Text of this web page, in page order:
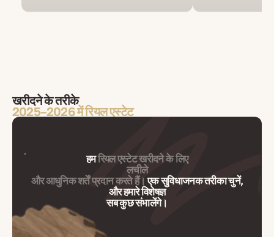
खरीदने के तरीके
2025–2026 में रियल एस्टेट
हमरियल एस्टेट खरीदने के लिए
लचीले
और आधुनिक शर्तें प्रदान करते हैं। एक सुविधाजनक तरीका चुनें,
और हमारे विशेषज्ञ
सब कुछ संभालेंगे।